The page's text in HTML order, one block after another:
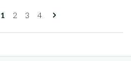
Pages
Vous lisez actuellement la page
1 Page
2 Page
3 Page
4